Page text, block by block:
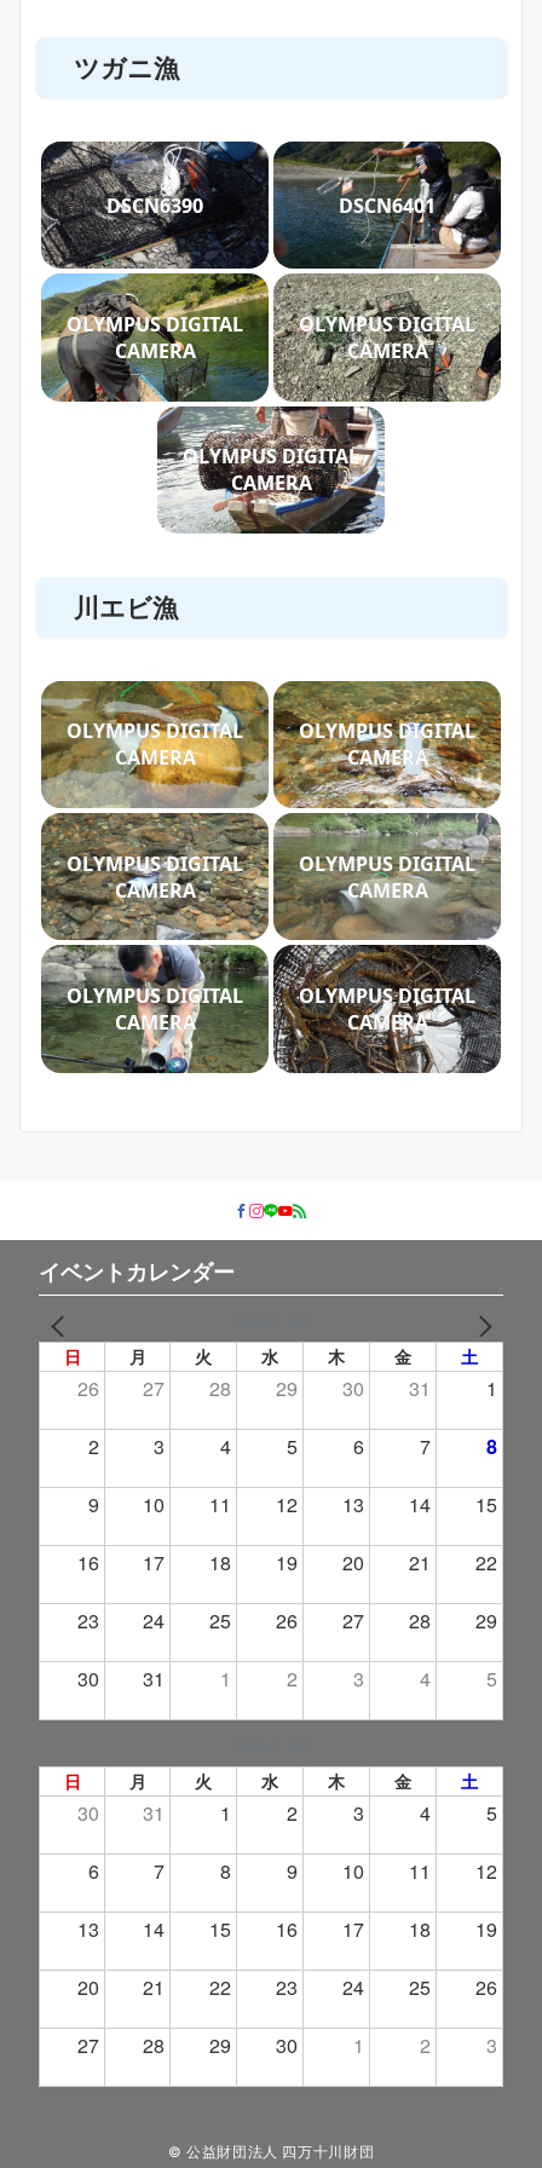
ツガニ漁
DSCN6390 DSCN6401
OLYMPUS DIGITAL
CAMERA
OLYMPUS DIGITAL
CAMERA
OLYMPUS DIGITAL
CAMERA
川エビ漁
OLYMPUS DIGITAL
CAMERA
OLYMPUS DIGITAL
CAMERA
OLYMPUS DIGITAL
CAMERA
OLYMPUS DIGITAL
CAMERA
OLYMPUS DIGITAL
CAMERA
OLYMPUS DIGITAL
CAMERA
イベントカレンダー
日 月 火 水 木 金 土
26 27 28 29 30 31 1
2 3 4 5 6 7 8
9 10 11 12 13 14 15
16 17 18 19 20 21 22
23 24 25 26 27 28 29
30 31 1 2 3 4 5
日 月 火 水 木 金 土
30 31 1 2 3 4 5
6 7 8 9 10 11 12
13 14 15 16 17 18 19
20 21 22 23 24 25 26
27 28 29 30 1 2 3
© 公益財団法人 四万十川財団